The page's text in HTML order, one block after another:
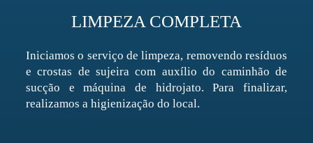
LIMPEZA COMPLETA
Iniciamos o serviço de limpeza, removendo resíduos
e crostas de sujeira com auxílio do caminhão de
sucção e máquina de hidrojato. Para finalizar,
realizamos a higienização do local.